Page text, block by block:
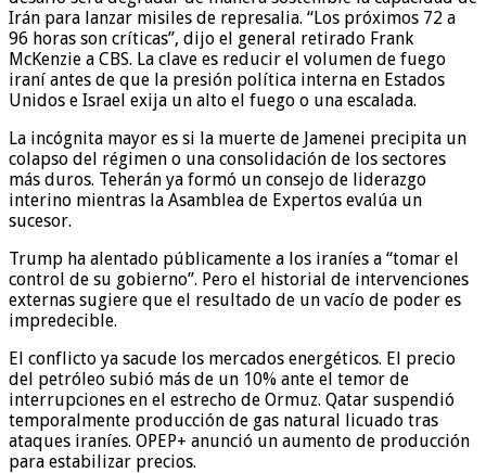
Irán para lanzar misiles de represalia. “Los próximos 72 a
96 horas son críticas”, dijo el general retirado Frank
McKenzie a CBS. La clave es reducir el volumen de fuego
iraní antes de que la presión política interna en Estados
Unidos e Israel exija un alto el fuego o una escalada.
La incógnita mayor es si la muerte de Jamenei precipita un
colapso del régimen o una consolidación de los sectores
más duros. Teherán ya formó un consejo de liderazgo
interino mientras la Asamblea de Expertos evalúa un
sucesor.
Trump ha alentado públicamente a los iraníes a “tomar el
control de su gobierno”. Pero el historial de intervenciones
externas sugiere que el resultado de un vacío de poder es
impredecible.
El conflicto ya sacude los mercados energéticos. El precio
del petróleo subió más de un 10% ante el temor de
interrupciones en el estrecho de Ormuz. Qatar suspendió
temporalmente producción de gas natural licuado tras
ataques iraníes. OPEP+ anunció un aumento de producción
para estabilizar precios.